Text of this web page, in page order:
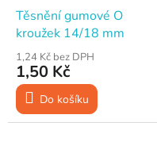
Těsnění gumové O
kroužek 14/18 mm
1,24 Kč bez DPH
1,50 Kč
Do košíku